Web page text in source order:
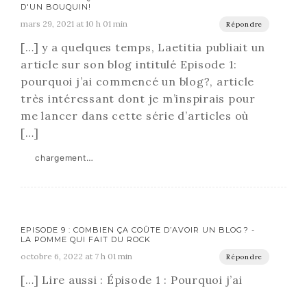
D'UN BOUQUIN!
mars 29, 2021 at 10 h 01 min Répondre
[…] y a quelques temps, Laetitia publiait un
article sur son blog intitulé Episode 1:
pourquoi j’ai commencé un blog?, article
très intéressant dont je m’inspirais pour
me lancer dans cette série d’articles où
[…]
chargement…
EPISODE 9 : COMBIEN ÇA COÛTE D’AVOIR UN BLOG ? -
LA POMME QUI FAIT DU ROCK
octobre 6, 2022 at 7 h 01 min Répondre
[…] Lire aussi : Épisode 1 : Pourquoi j’ai